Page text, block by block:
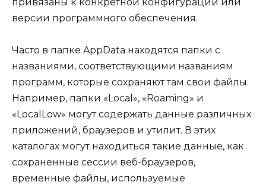
версии программного обеспечения.
Часто в папке AppData находятся папки с
названиями, соответствующими названиям
программ, которые сохраняют там свои файлы.
Например, папки «Local», «Roaming» и
«LocalLow» могут содержать данные различных
приложений, браузеров и утилит. В этих
каталогах могут находиться такие данные, как
сохраненные сессии веб-браузеров,
временные файлы, используемые